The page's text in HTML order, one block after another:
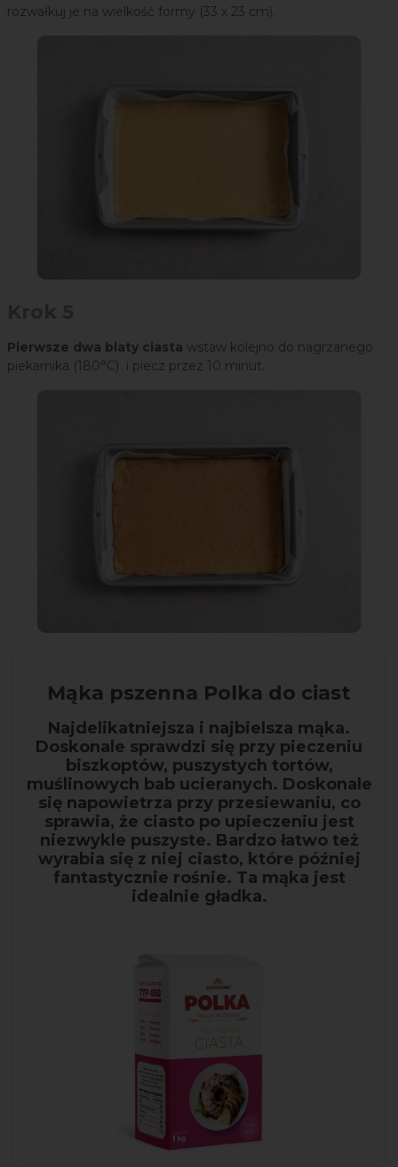
rozwałkuj je na wielkość formy (33 x 23 cm).
Pierwsze dwa blaty ciasta wstaw kolejno do nagrzanego
piekarnika (180°C) i piecz przez 10 minut.
Mąka pszenna Polka do ciast
Najdelikatniejsza i najbielsza mąka.
Doskonale sprawdzi się przy pieczeniu
biszkoptów, puszystych tortów,
muślinowych bab ucieranych. Doskonale
się napowietrza przy przesiewaniu, co
sprawia, że ciasto po upieczeniu jest
niezwykle puszyste. Bardzo łatwo też
wyrabia się z niej ciasto, które później
fantastycznie rośnie. Ta mąka jest
idealnie gładka.